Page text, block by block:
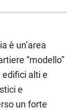
è un’area
“modello”
alti e
e
un forte